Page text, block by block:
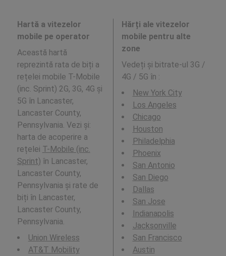
Hartă a vitezelor
mobile pe operator
Această hartă
reprezintă rata de biți a
rețelei mobile T-Mobile
(inc. Sprint) 2G, 3G, 4G și
5G în Lancaster,
Lancaster County,
Pennsylvania. Vezi și:
harta de acoperire a
rețelei T-Mobile (inc.
Sprint) în Lancaster,
Lancaster County,
Pennsylvania și rate de
biți în Lancaster,
Lancaster County,
Pennsylvania.
Union Wireless
AT&T Mobility
Hărți ale vitezelor
mobile pentru alte
zone
Vedeți și bitrate-ul 3G /
4G / 5G în :
New York City
Los Angeles
Chicago
Houston
Philadelphia
Phoenix
San Antonio
San Diego
Dallas
San Jose
Indianapolis
Jacksonville
San Francisco
Austin